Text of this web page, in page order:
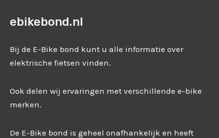
ebikebond.nl
Bij de E-Bike bond kunt u alle informatie over
elektrische fietsen vinden.
Ook delen wij ervaringen met verschillende e-bike
merken.
De E-Bike bond is geheel onafhankelijk en heeft